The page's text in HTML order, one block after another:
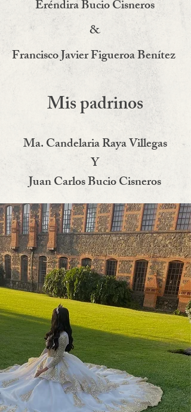
Eréndira Bucio Cisneros
&
Francisco Javier Figueroa Benítez
Mis padrinos
Ma. Candelaria Raya Villegas
Y
Juan Carlos Bucio Cisneros